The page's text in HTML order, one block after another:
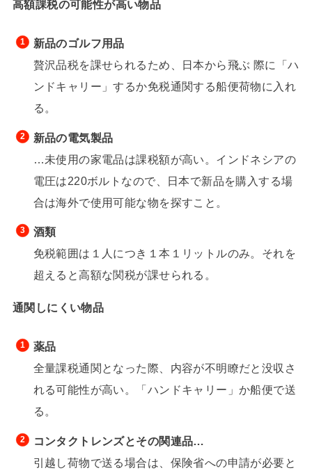
高額課税の可能性が高い物品
新品のゴルフ用品
贅沢品税を課せられるため、日本から飛ぶ 際に「ハ
ンドキャリー」するか免税通関する船便荷物に入れ
る。
新品の電気製品
…未使用の家電品は課税額が高い。インドネシアの
電圧は220ボルトなので、日本で新品を購入する場
合は海外で使用可能な物を探すこと。
酒類
免税範囲は１人につき１本１リットルのみ。それを
超えると高額な関税が課せられる。
通関しにくい物品
薬品
全量課税通関となった際、内容が不明瞭だと没収さ
れる可能性が高い。「ハンドキャリー」か船便で送
る。
コンタクトレンズとその関連品…
引越し荷物で送る場合は、保険省への申請が必要と